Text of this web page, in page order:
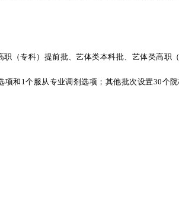
职（专科）提前批、艺体类本科批、艺体类高职
和1个服从专业调剂选项；其他批次设置30个